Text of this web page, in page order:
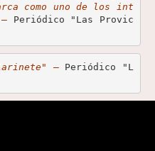
como uno de los int
– Periódico "Las Provic
– Periódico "L